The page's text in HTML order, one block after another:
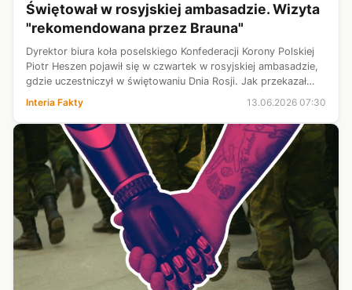
Świętował w rosyjskiej ambasadzie. Wizyta
"rekomendowana przez Brauna"
Dyrektor biura koła poselskiego Konfederacji Korony Polskiej
Piotr Heszen pojawił się w czwartek w rosyjskiej ambasadzie,
gdzie uczestniczył w świętowaniu Dnia Rosji. Jak przekazał
Interii, wizyta była uzgadniana i rekomendowana przez
Grzegorza Braun...
Interia Fakty 13.06.2026 07:30